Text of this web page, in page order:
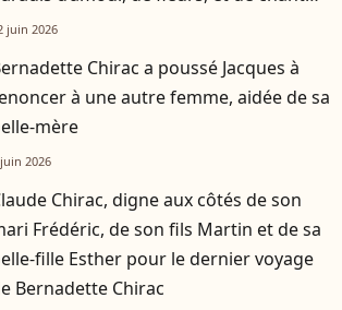
oiseaux"
juin 2026
Chirac a poussé Jacques à
à une autre femme, aidée de sa
mère
2026
Chirac, digne aux côtés de son
Frédéric, de son fils Martin et de sa
fille Esther pour le dernier voyage
Bernadette Chirac